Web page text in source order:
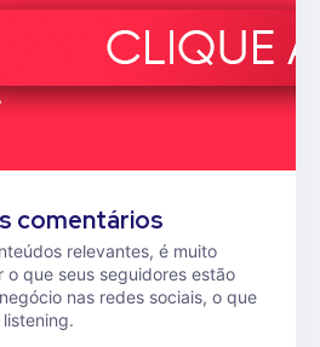
comentários
relevantes, é muito
o que seus seguidores estão
nas redes sociais, o que